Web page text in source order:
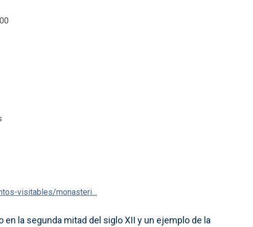
visitables/monasteri…
la segunda mitad del siglo XII y un ejemplo de la